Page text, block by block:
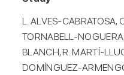
L. ALVES-CABRATOSA,
TORNABELL-
BLANCH, R. MARTÍ-
DOMÍNGUEZ-